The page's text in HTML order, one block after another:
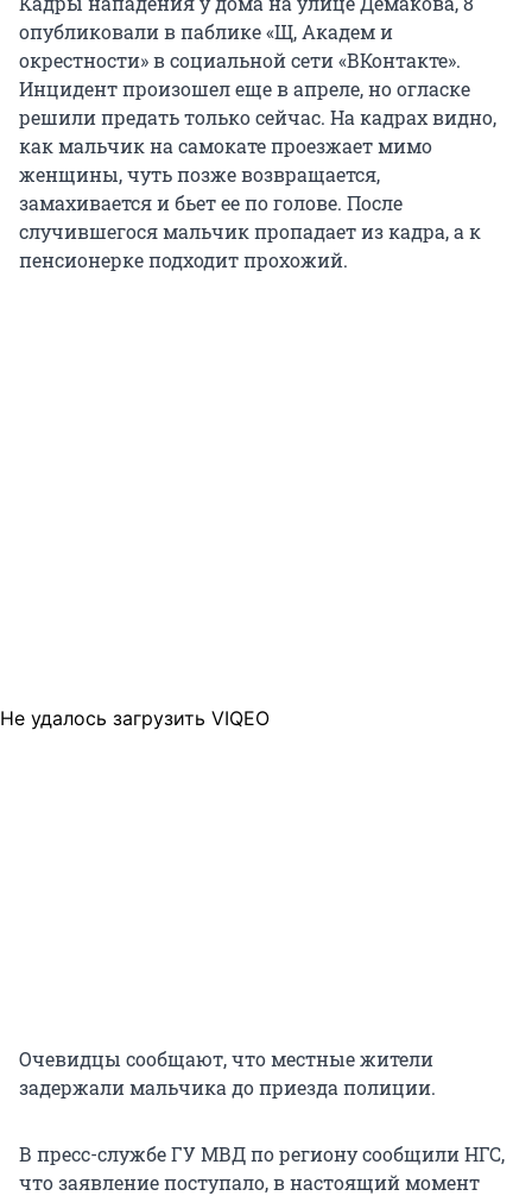
опубликовали в паблике «Щ, Академ и
окрестности» в социальной сети «ВКонтакте».
Инцидент произошел еще в апреле, но огласке
решили предать только сейчас. На кадрах видно,
как мальчик на самокате проезжает мимо
женщины, чуть позже возвращается,
замахивается и бьет ее по голове. После
случившегося мальчик пропадает из кадра, а к
пенсионерке подходит прохожий.
Не удалось загрузить VIQEO
Очевидцы сообщают, что местные жители
задержали мальчика до приезда полиции.
В пресс-службе ГУ МВД по региону сообщили НГС,
что заявление поступало, в настоящий момент